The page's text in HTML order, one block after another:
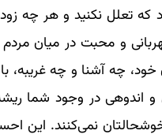
تعلل نکنید و هر چه
و محبت در میان
چه آشنا و چه غریبه،
و اندوهی در وجود شما
نمی‌کنند. این